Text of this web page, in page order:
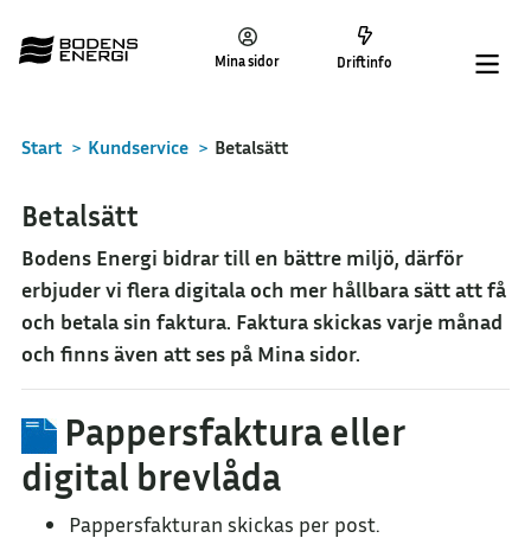
Mina sidor Driftinfo
Start > Kundservice > Betalsätt
Betalsätt
Bodens Energi bidrar till en bättre miljö, därför
erbjuder vi flera digitala och mer hållbara sätt att få
och betala sin faktura. Faktura skickas varje månad
och finns även att ses på Mina sidor.
Pappersfaktura eller
digital brevlåda
Pappersfakturan skickas per post.